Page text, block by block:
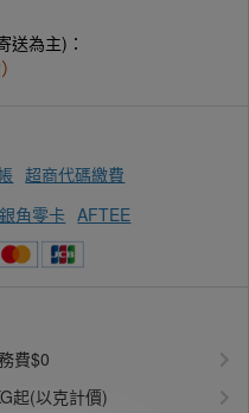
送為主)：
超商代碼繳費
角零卡 AFTEE
費$0
起(以克計價)